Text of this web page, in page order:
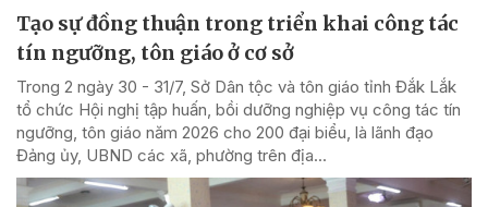
Tạo sự đồng thuận trong triển khai công tác
tín ngưỡng, tôn giáo ở cơ sở
Trong 2 ngày 30 - 31/7, Sở Dân tộc và tôn giáo tỉnh Đắk Lắk
tổ chức Hội nghị tập huấn, bồi dưỡng nghiệp vụ công tác tín
ngưỡng, tôn giáo năm 2026 cho 200 đại biểu, là lãnh đạo
Đảng ủy, UBND các xã, phường trên địa...